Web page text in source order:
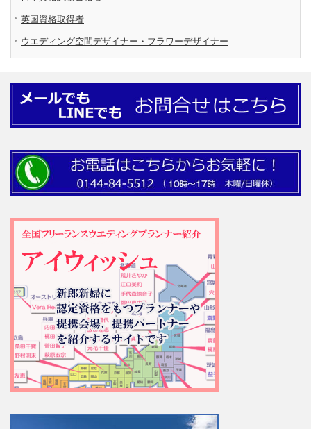
英国資格取得者
ウエディング空間デザイナー・フラワーデザイナー